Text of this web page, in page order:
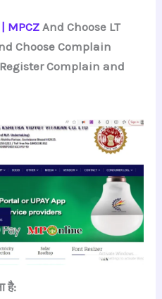
MPCZ And Choose LT
Choose Complain
Complain and
है: